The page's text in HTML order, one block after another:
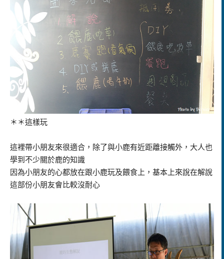
＊＊這樣玩
這裡帶小朋友來很適合，除了與小鹿有近距離接觸外，大人也
學到不少關於鹿的知識
因為小朋友的心都放在跟小鹿玩及餵食上，基本上來說在解說
這部份小朋友會比較沒耐心